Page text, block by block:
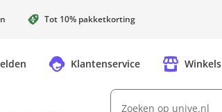
Tot 10% pakketkorting
Klantenservice Winkels
Zoeken op unive.nl